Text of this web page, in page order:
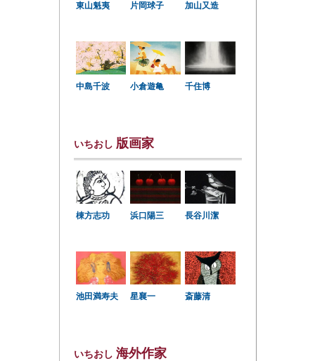
東山魁夷 片岡球子 加山又造
中島千波 小倉遊亀 千住博
いちおし 版画家
棟方志功 浜口陽三 長谷川潔
池田満寿夫 星襄一 斎藤清
いちおし 海外作家